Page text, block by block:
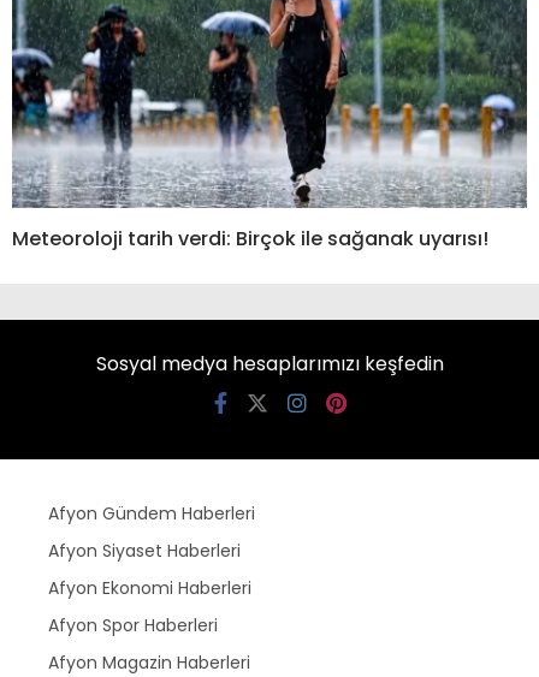
Meteoroloji tarih verdi: Birçok ile sağanak uyarısı!
Sosyal medya hesaplarımızı keşfedin
Afyon Gündem Haberleri
Afyon Siyaset Haberleri
Afyon Ekonomi Haberleri
Afyon Spor Haberleri
Afyon Magazin Haberleri